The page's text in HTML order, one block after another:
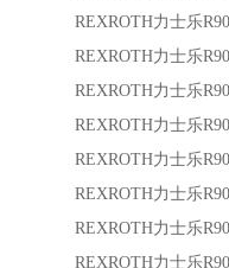
REXROTH力士乐
REXROTH力士乐
REXROTH力士乐
REXROTH力士乐
REXROTH力士乐
REXROTH力士乐
REXROTH力士乐
REXROTH力士乐